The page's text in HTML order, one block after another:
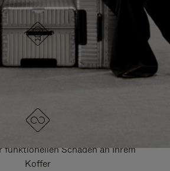
IN DEUTSCHLAND
Qualität geprüft und sorgfältig
funktionellen Schäden an Ihrem
Koffer